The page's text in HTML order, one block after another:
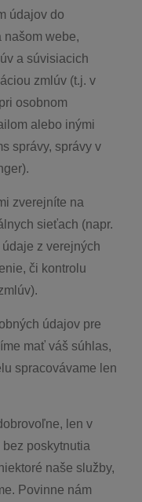
údajov do
našom webe,
a súvisiacich
zmlúv (t.j. v
osobnom
alebo inými
správy, správy v
zverejníte na
sieťach (napr.
z verejných
či kontrolu
údajov pre
mať váš súhlas,
spracovávame len
len v
poskytnutia
naše služby,
Povinne nám